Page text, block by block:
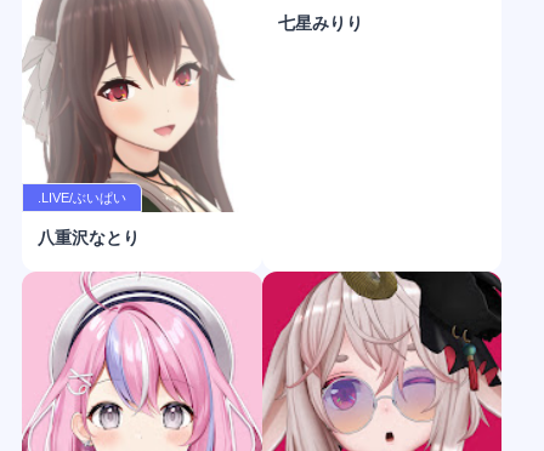
.LIVE/ぶいぱい
八重沢なとり
七星みりり